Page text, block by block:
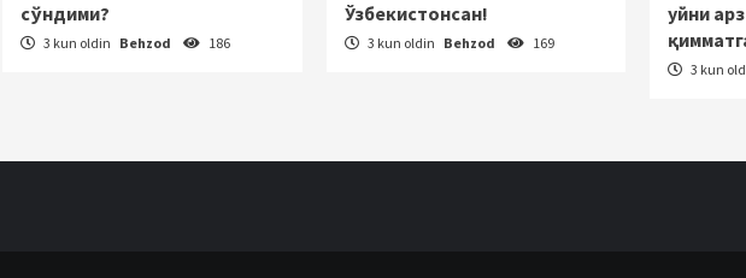
сўндими?
3 kun oldin Behzod 186
Ўзбекистонсан!
3 kun oldin Behzod 169
уйни
3 kun